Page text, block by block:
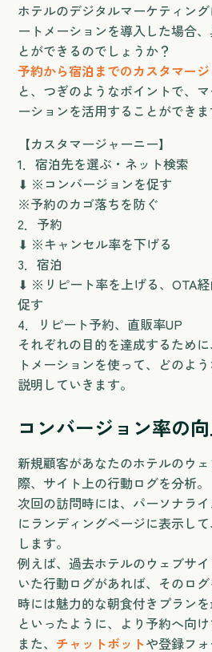
ホテルのデジタルマーケティン
ートメーションを導入した場合
とができるのでしょうか？
予約から宿泊までのカスタマー
と、つぎのようなポイントで、
ーションを活用することができま
【カスタマージャーニー】
1．宿泊先を選ぶ・ネット検索
⬇ ※コンバージョンを促す
※予約のカゴ落ちを防ぐ
2．予約
⬇ ※キャンセル率を下げる
3．宿泊
⬇ ※リピート率を上げる、OTA
促す
4．リピート予約、直販率UP
それぞれの目的を達成するため
トメーションを使って、どのよ
説明していきます。
コンバージョン率の
新規顧客があなたのホテルのウ
際、サイト上の行動ログを分析。
次回の訪問時には、パーソナラ
にランディングページに表示し
します。
例えば、過去ホテルのウェブサ
いた行動ログがあれば、そのロ
時には魅力的な朝食付きプラン
といったように、より予約へ向け
また、 チャットボットや登録フ